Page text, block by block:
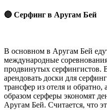
🔵 Серфинг в Аругам Бей
В основном в Аругам Бей
международные
продвинутых серфингистов.
арендовать доски для
трансфер из отеля и
образом серферы экономят
Аругам Бей. Считается, что